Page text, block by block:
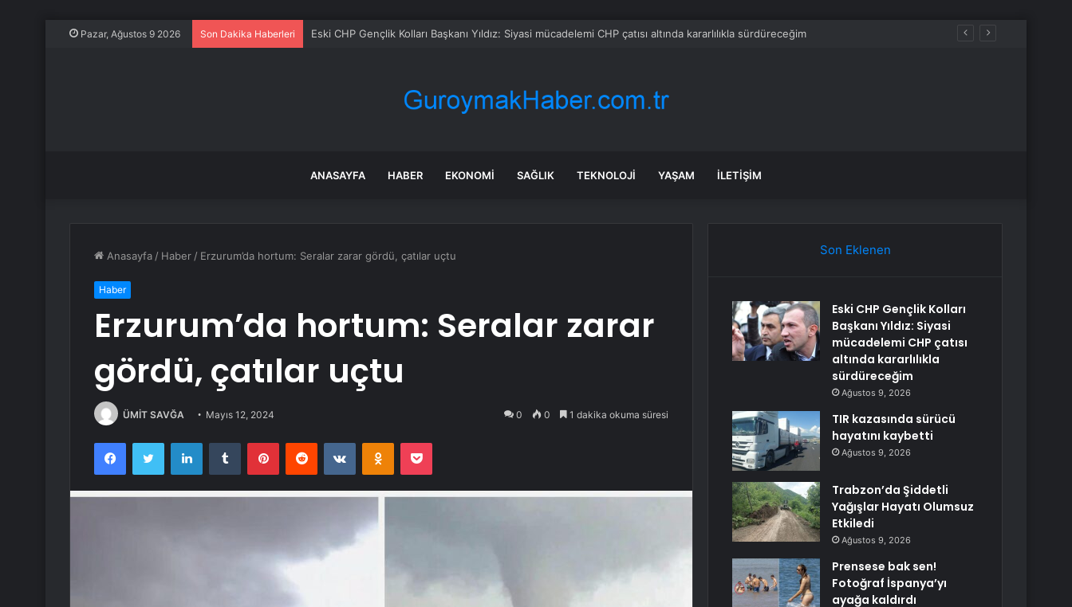
Pazar, Ağustos 9 2026 Son Dakika Haberleri TIR kazasında sürücü hayatını kaybetti
ANASAYFA HABER EKONOMI SAĞLIK TEKNOLOJI YAŞAM İLETIŞIM
Anasayfa / Haber / Erzurum’da hortum: Seralar zarar gördü, çatılar uçtu
Haber
Erzurum’da hortum: Seralar zarar
gördü, çatılar uçtu
ÜMİT SAVĞA Mayıs 12, 2024 0 0 1 dakika okuma süresi
FacebookTwitter LinkedInTumblr PinterestReddit VKontakteOdnoklassniki
Pocket
Son Eklenen
Eski CHP Gençlik Kolları
Başkanı Yıldız: Siyasi
mücadelemi CHP çatısı
altında kararlılıkla
sürdüreceğim
Ağustos 9, 2026
TIR kazasında sürücü
hayatını kaybetti
Ağustos 9, 2026
Trabzon’da Şiddetli
Yağışlar Hayatı Olumsuz
Etkiledi
Ağustos 9, 2026
Prensese bak sen!
Fotoğraf İspanya’yı
ayağa kaldırdı